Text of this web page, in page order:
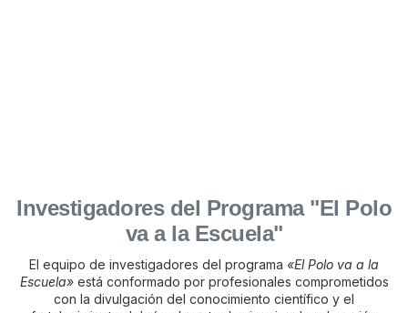
Investigadores del Programa "El Polo
va a la Escuela"
El equipo de investigadores del programa «El Polo va a la
Escuela»está conformado por profesionales comprometidos
con la divulgación del conocimiento científico y el